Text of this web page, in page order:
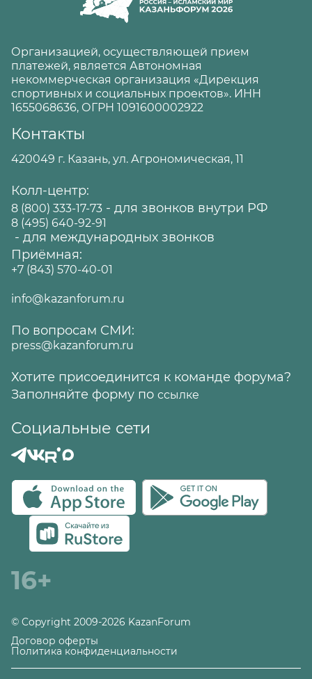
Организацией, осуществляющей прием
платежей, является Автономная
некоммерческая организация «Дирекция
спортивных и социальных проектов». ИНН
1655068636, ОГРН 1091600002922
Контакты
420049 г. Казань, ул. Агрономическая, 11
Колл-центр:
8 (800) 333-17-73 - для звонков внутри РФ
8 (495) 640-92-91
- для международных звонков
Приёмная:
+7 (843) 570-40-01
info@kazanforum.ru
По вопросам СМИ:
press@kazanforum.ru
Хотите присоединится к команде форума?
Заполняйте форму по ссылке
Социальные сети
16+
Политика конфиденциальности
Договор оферты
© Copyright 2009-2026 KazanForum